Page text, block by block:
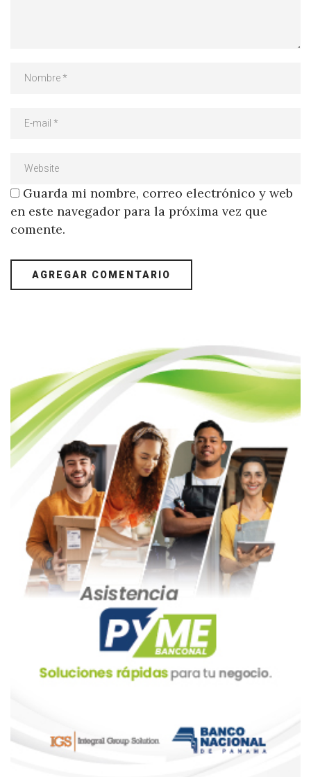
Guarda mi nombre, correo electrónico y web
en este navegador para la próxima vez que
comente.